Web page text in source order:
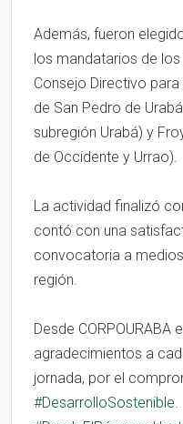
Además, fueron
los mandatarios de
Consejo Directivo
de San Pedro de
subregión Urabá) y
de Occidente y Urrao).
La actividad finalizó
contó con una
convocatoria a
región.
Desde
agradecimientos a
jornada, por el
#DesarrolloSostenible.